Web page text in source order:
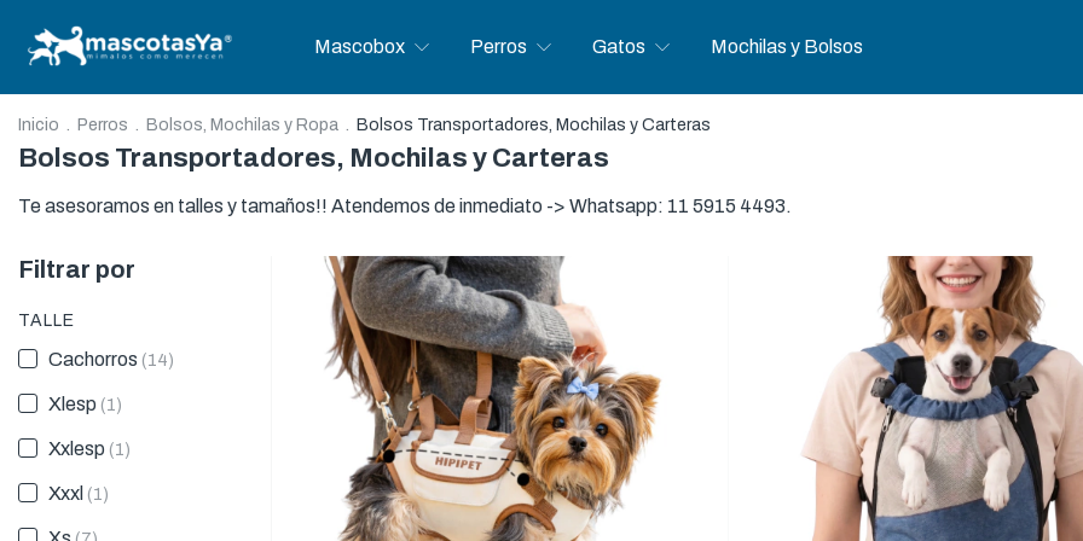
Mascobox Perros Gatos Mochilas y Bolsos
Inicio Perros Bolsos, Mochilas y Ropa Bolsos Transportadores, Mochilas y Carteras
Bolsos Transportadores, Mochilas y Carteras
Te asesoramos en talles y tamaños!! Atendemos de inmediato -> Whatsapp: 11 5915 4493.
Filtrar por
TALLE
Cachorros (14)
Xlesp (1)
Xxlesp (1)
Xxxl (1)